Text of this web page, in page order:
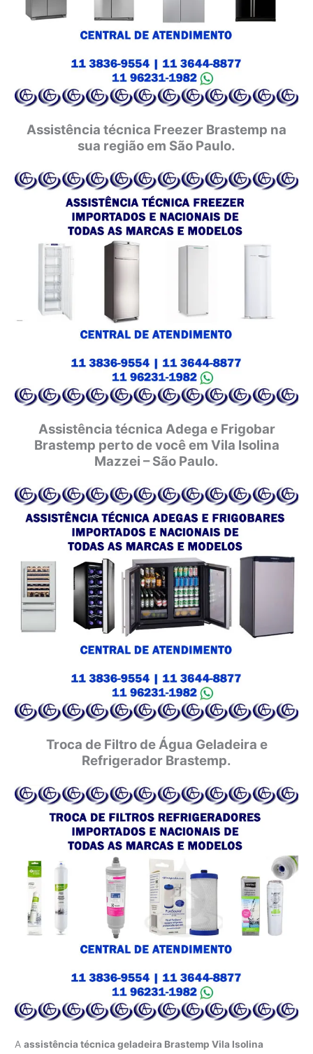
Assistência técnica Freezer Brastemp na
sua região em São Paulo.
Assistência técnica Adega e Frigobar
Brastemp perto de você em Vila Isolina
Mazzei – São Paulo.
Troca de Filtro de Água Geladeira e
Refrigerador Brastemp.
Aassistência técnica geladeira Brastemp Vila Isolina